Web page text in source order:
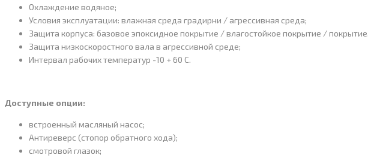
Охлаждение водяное;
Условия эксплуатации: влажная среда градирни / агрессивная среда;
Защита корпуса: базовое эпоксидное покрытие / влагостойкое покрытие /
Защита низкоскоростного вала в агрессивной среде;
Интервал рабочих температур -10 + 60 С.
Доступные опции:
встроенный масляный насос;
Антиреверс (стопор обратного хода);
смотровой глазок;